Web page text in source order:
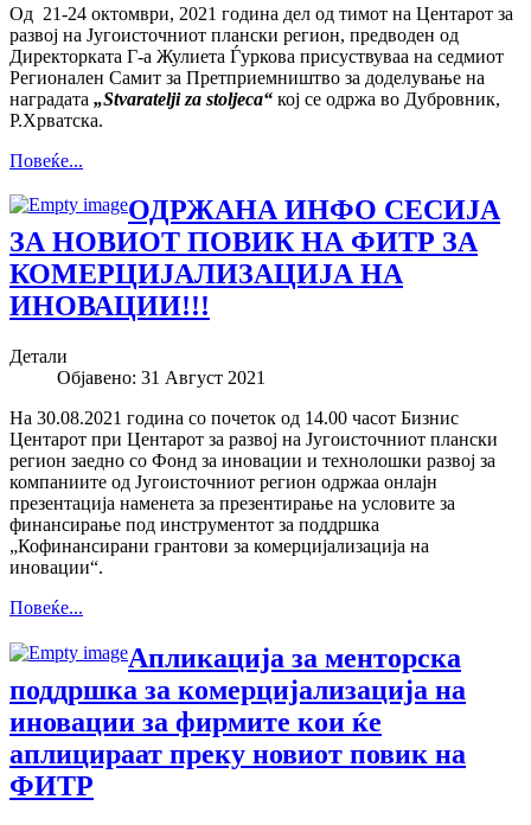
Од 21-24 октомври, 2021 година дел од тимот на Центарот за
развој на Југоисточниот плански регион, предводен од
Директорката Г-а Жулиета Ѓуркова присуствуваа на седмиот
Регионален Самит за Претприемништво за доделување на
наградата „Stvaratelji za stoljeca“ кој се одржа во Дубровник,
Р.Хрватска.
Повеќе...
ОДРЖАНА ИНФО СЕСИЈА
ЗА НОВИОТ ПОВИК НА ФИТР ЗА
КОМЕРЦИЈАЛИЗАЦИЈА НА
ИНОВАЦИИ!!!
Детали
Објавено: 31 Август 2021
На 30.08.2021 година со почеток од 14.00 часот Бизнис
Центарот при Центарот за развој на Југоисточниот плански
регион заедно со Фонд за иновации и технолошки развој за
компаниите од Југоисточниот регион одржаа онлајн
презентација наменета за презентирање на условите за
финансирање под инструментот за поддршка
„Кофинансирани грантови за комерцијализација на
иновации“.
Повеќе...
Апликација за менторска
поддршка за комерцијализација на
иновации за фирмите кои ќе
аплицираат преку новиот повик на
ФИТР